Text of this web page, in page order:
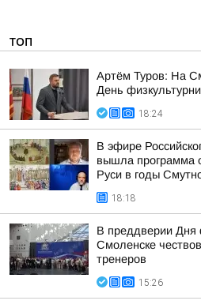
ТОП
Артём Туров: На
День
18:24
В эфире
вышла программа
Руси в годы
18:18
В преддверии Дня
Смоленске
тренеров
15:26